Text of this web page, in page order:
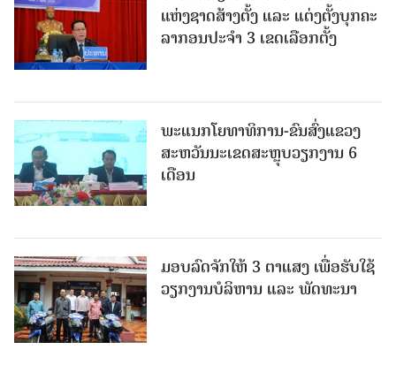
ແຫ່ງຊາດສ້າງຕັ້ງ ແລະ ແຕ່ງຕັ້ງບຸກຄະ
ລາກອນປະຈໍາ 3 ເຂດເລືອກຕັ້ງ
ພະແນກໂຍທາທິການ-ຂົນສົ່ງແຂວງ
ສະຫວັນນະເຂດສະຫຼຸບວຽກງານ 6
ເດືອນ
ມອບລົດຈັກໃຫ້ 3 ຕາແສງ ເພື່ອຮັບໃຊ້
ວຽກງານບໍລິຫານ ແລະ ພັດທະນາ